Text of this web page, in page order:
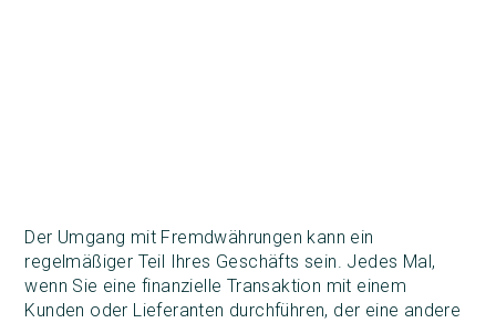
Der Umgang mit Fremdwährungen kann ein
regelmäßiger Teil Ihres Geschäfts sein. Jedes Mal,
wenn Sie eine finanzielle Transaktion mit einem
Kunden oder Lieferanten durchführen, der eine andere